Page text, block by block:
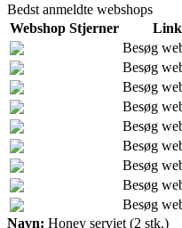
Bedst anmeldte webshops
Webshop Stjerner
Link
Besøg
Besøg
Besøg
Besøg
Besøg
Besøg
Besøg
Besøg
Besøg
Navn: Honey serviet (2 stk.)